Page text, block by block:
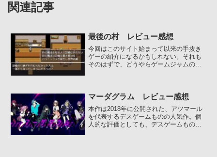
関連記事
最後の村 レビュー感想
今回はこのサイト始まって以来の手抜き
ゲーの紹介になるかもしれない。それも
そのはずで、どうやらゲームジャムの参
マーダグラム レビュー感想
本作は2018年に公開された、アツマール
を代表するデスゲームものの人気作。個
人的な評価としても、デスゲームものと